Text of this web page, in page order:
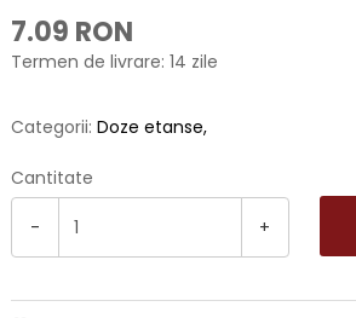
7.09 RON
Termen de livrare: 14 zile
Categorii: Doze etanse
Cantitate
- +